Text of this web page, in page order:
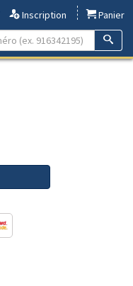
Inscription
Panier